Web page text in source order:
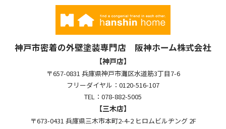
神戸市密着の外壁塗装専門店 阪神ホーム株式会社
【神戸店】
〒657-0831 兵庫県神戸市灘区水道筋3丁目7-6
フリーダイヤル：0120-516-107
TEL：078-882-5005
【三木店】
〒673-0431 兵庫県三木市本町2-4-2 ヒロムビルヂング 2F